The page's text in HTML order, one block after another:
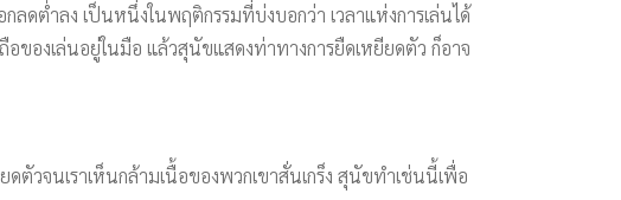
ดต่ำลง เป็นหนึ่งในพฤติกรรมที่บ่งบอกว่า เวลาแห่งการเล่นได้
ของเล่นอยู่ในมือ แล้วสุนัขแสดงท่าทางการยืดเหยียดตัว ก็อาจ
วจนเราเห็นกล้ามเนื้อของพวกเขาสั่นเกร็ง สุนัขทำเช่นนี้เพื่อ